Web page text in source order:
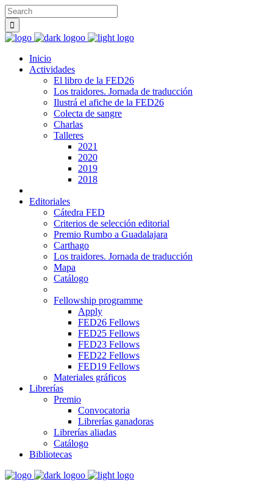
Inicio
Actividades
El libro de la FED26
Los traidores. Jornada de traducción
Ilustrá el afiche de la FED26
Colecta de sangre
Charlas
Talleres
2021
2020
2019
2018
Editoriales
Cátedra FED
Criterios de selección editorial
Premio Rumbo a Guadalajara
Carthago
Los traidores. Jornada de traducción
Mapa
Catálogo
Fellowship programme
Apply
FED26 Fellows
FED25 Fellows
FED23 Fellows
FED22 Fellows
FED19 Fellows
Materiales gráficos
Librerías
Premio
Convocatoria
Librerías ganadoras
Librerías aliadas
Catálogo
Bibliotecas